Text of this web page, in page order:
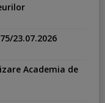
23.07.2026
Academia de